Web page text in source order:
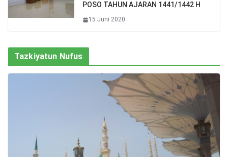
POSO TAHUN AJARAN 1441/1442 H
15 Juni 2020
Tazkiyatun Nufus